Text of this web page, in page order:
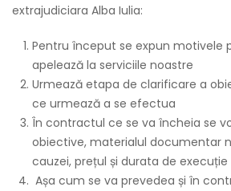
extrajudiciara Alba Iulia:
Pentru început se expun motivele
apelează la serviciile noastre
Urmează etapa de clarificare a
ce urmează a se efectua
În contractul ce se va încheia se
obiective, materialul documentar
cauzei, prețul și durata de execuție
Așa cum se va prevedea și în